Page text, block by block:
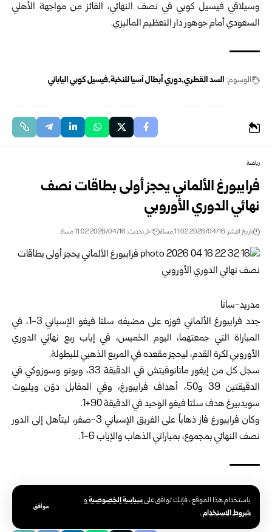
باستخدام هذا الموقع ، فإنك توافق علىسياسة الخصوصيةو
شروط الاستخدام.
موافق
وسيلاقي فيسيل كوبي في نصف النهائي، الفائز من مواجهة الأهلي
السعودي أمام جوهور دار التعظيم الماليزي.
الوسوم: السد القطري دوري أبطال آسيا للنخبة فيسيل كوبي الياباني
رياضة
فرايبورغ الألماني يحجز أولى بطاقات نصف
نهائي الدوري الأوروبي
تاريخ النشر: 2026/04/16 11:02 مساءً اخر تحديث: 2026/04/16 11:02 مساءً
مدريد-سانا
جدد فرايبورغ الألماني فوزه على مضيفه سلتا فيغو الإسباني 3-1، في
المباراة التي جمعتهما، اليوم الخميس، في إياب ربع نهائي الدوري
الأوروبي لكرة القدم، ليحجز مقعده في المربع الذهبي للبطولة.
سجل كل من إيغور ماتانوفيتش في الدقيقة 33، ويوتو وسوزوكي في
الدقيقتين 39 و50، أهداف فرايبورغ، وفي المقابل دوّن ويليوت
سويدبيرغ هدف سلتا فيغو الوحيد في الدقيقة 90+1.
وكان فرايبورغ فاز ذهاباً على الفريق الإسباني 3-صفر، ليتأهل إلى الدور
نصف النهائي بمجموع، بمباراتي الذهاب والإياب 6-1.
الوسوم: فرايبورغ الألماني نصف نهائي الدوري الأوروبي